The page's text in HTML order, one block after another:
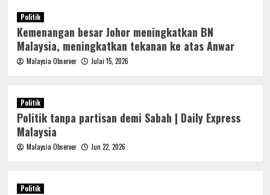
Politik
Kemenangan besar Johor meningkatkan BN
Malaysia, meningkatkan tekanan ke atas Anwar
Malaysia Observer Julai 15, 2026
Politik
Politik tanpa partisan demi Sabah | Daily Express
Malaysia
Malaysia Observer Jun 22, 2026
Politik